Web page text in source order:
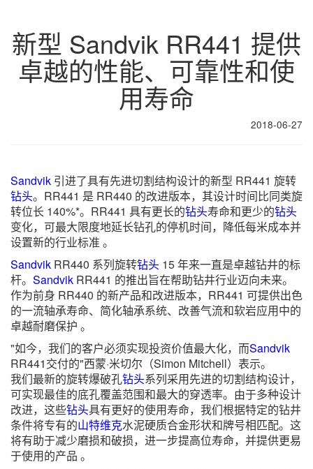
新型 Sandvik RR441 提供
卓越的性能、可靠性和使
用寿命
2018-06-27
Sandvik 引进了具有先进切割结构设计的新型 RR441 旋转
钻头。RR441 是 RR440 的改进版本，其设计时间比同类旋
转位长 140%*。RR441 具有更长的钻头寿命和更少的钻头
变化，可最大限度地延长钻孔的停机时间，降低每米成本并
设置新的行业标准 。
Sandvik RR440 系列旋转钻头 15 年来一直是卓越钻井的标
杆。 Sandvik RR441 的推出旨在帮助钻井行业迈向未来。
作为前身 RR440 的新产品和改进版本，RR441 可提供出色
的一流轴承寿命、简化轴承系统、改善气流和软岩应用中的
卓越耐磨保护 。
"如今，我们的客户必须实现投资价值最大化，而Sandvik
RR441交付的"西蒙·米切尔（Simon Mitchell）表示。
我们最新的旋转爆破孔钻头系列采用先进的切割结构设计，
可实现最佳的底孔覆盖范围和最大的穿透率。由于多种设计
改进，这些钻头具有更好的使用寿命，我们根据特定的钻井
条件将专有的山特维克水泥硬质合金形状和牌号相匹配。这
将有助于减少磨损和破损，进一步提高位寿命，并提供更易
于使用的产品 。